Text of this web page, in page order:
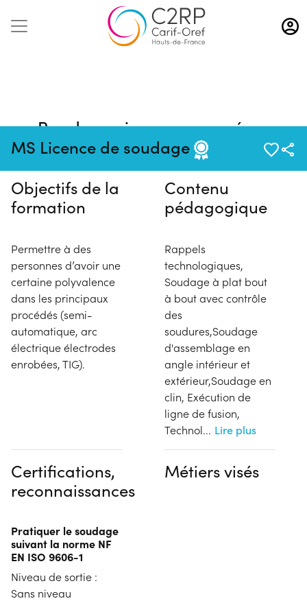
Aller
au
contenu
MS Licence de soudage
Pas de session programmée en
ce moment
Objectifs de la
formation
Permettre à des
personnes d’avoir une
certaine polyvalence
dans les principaux
procédés (semi-
automatique, arc
électrique électrodes
enrobées, TIG).
Contenu
pédagogique
Rappels
technologiques,
Soudage à plat bout
à bout avec contrôle
des
soudures,Soudage
d'assemblage en
angle intérieur et
extérieur,Soudage en
clin, Exécution de
ligne de fusion,
Technol... Lire plus
Certifications,
reconnaissances
Pratiquer le soudage
suivant la norme NF
EN ISO 9606-1
Niveau de sortie :
Sans niveau
Métiers visés